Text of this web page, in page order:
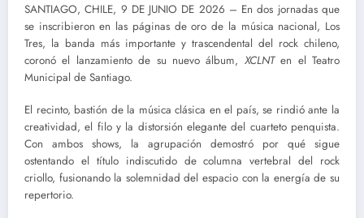
SANTIAGO, CHILE, 9 DE JUNIO DE 2026 – En dos jornadas que
se inscribieron en las páginas de oro de la música nacional, Los
Tres, la banda más importante y trascendental del rock chileno,
coronó el lanzamiento de su nuevo álbum, XCLNTen el Teatro
Municipal de Santiago.
El recinto, bastión de la música clásica en el país, se rindió ante la
creatividad, el filo y la distorsión elegante del cuarteto penquista.
Con ambos shows, la agrupación demostró por qué sigue
ostentando el título indiscutido de columna vertebral del rock
criollo, fusionando la solemnidad del espacio con la energía de su
repertorio.